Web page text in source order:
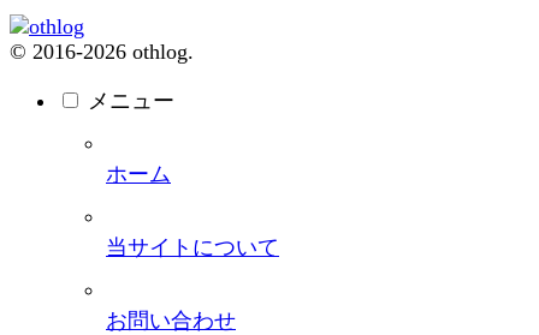
© 2016-2026 othlog.
メニュー
ホーム
当サイトについて
お問い合わせ